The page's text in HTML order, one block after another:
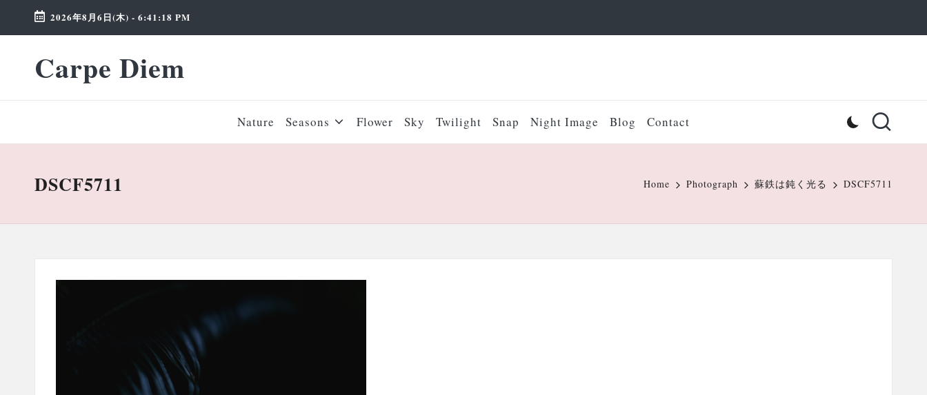
Skip
content
2026年8月6日(木) - 6:41:18 PM
Carpe Diem
Weekend
Wonderland
Nature Seasons Flower Sky Twilight Snap Night Image Blog Contact
DSCF5711 Home Photograph 蘇鉄は鈍く光る DSCF5711